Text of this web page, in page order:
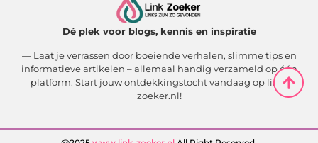
Dé plek voor blogs, kennis en inspiratie
— Laat je verrassen door boeiende verhalen, slimme tips en
informatieve artikelen – allemaal handig verzameld op één
platform. Start jouw ontdekkingstocht vandaag op link-
zoeker.nl!